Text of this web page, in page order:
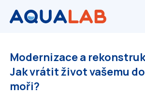
Modernizace a
Jak vrátit život vašemu
moři?